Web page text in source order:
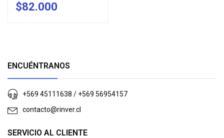
$82.000
ENCUÉNTRANOS
+569 45111638 / +569 56954157
contacto@rinver.cl
SERVICIO AL CLIENTE